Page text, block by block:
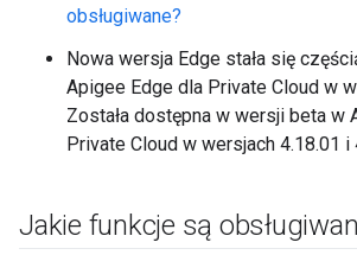
obsługiwane?
Nowa wersja Edge stała się
Apigee Edge dla Private Cloud w
Została dostępna w wersji beta w
Private Cloud w wersjach 4.18.01 i
Jakie funkcje są